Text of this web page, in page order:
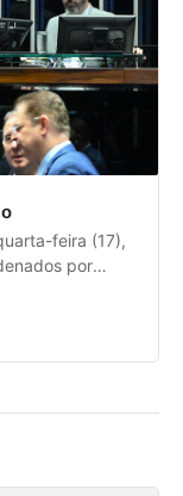
feira (17),
por
favor e 25
pelo
segue
República.